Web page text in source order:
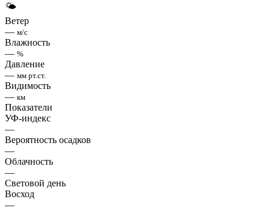
🌤
Ветер
— м/с
Влажность
— %
Давление
— мм рт.ст.
Видимость
— км
Показатели
УФ-индекс
—
Вероятность осадков
—
Облачность
—
Световой день
Восход
—